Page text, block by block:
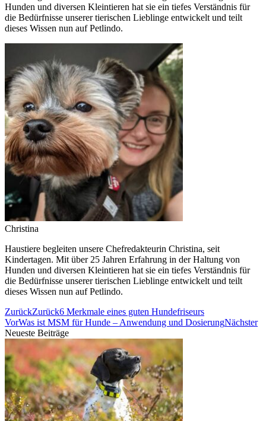
Hunden und diversen Kleintieren hat sie ein tiefes Verständnis für
die Bedürfnisse unserer tierischen Lieblinge entwickelt und teilt
dieses Wissen nun auf Petlindo.
Christina
Haustiere begleiten unsere Chefredakteurin Christina, seit
Kindertagen. Mit über 25 Jahren Erfahrung in der Haltung von
Hunden und diversen Kleintieren hat sie ein tiefes Verständnis für
die Bedürfnisse unserer tierischen Lieblinge entwickelt und teilt
dieses Wissen nun auf Petlindo.
ZurückZurück6 Merkmale eines guten Hundefriseurs
VorWas ist MSM für Hunde – Anwendung und DosierungNächster
Neueste Beiträge